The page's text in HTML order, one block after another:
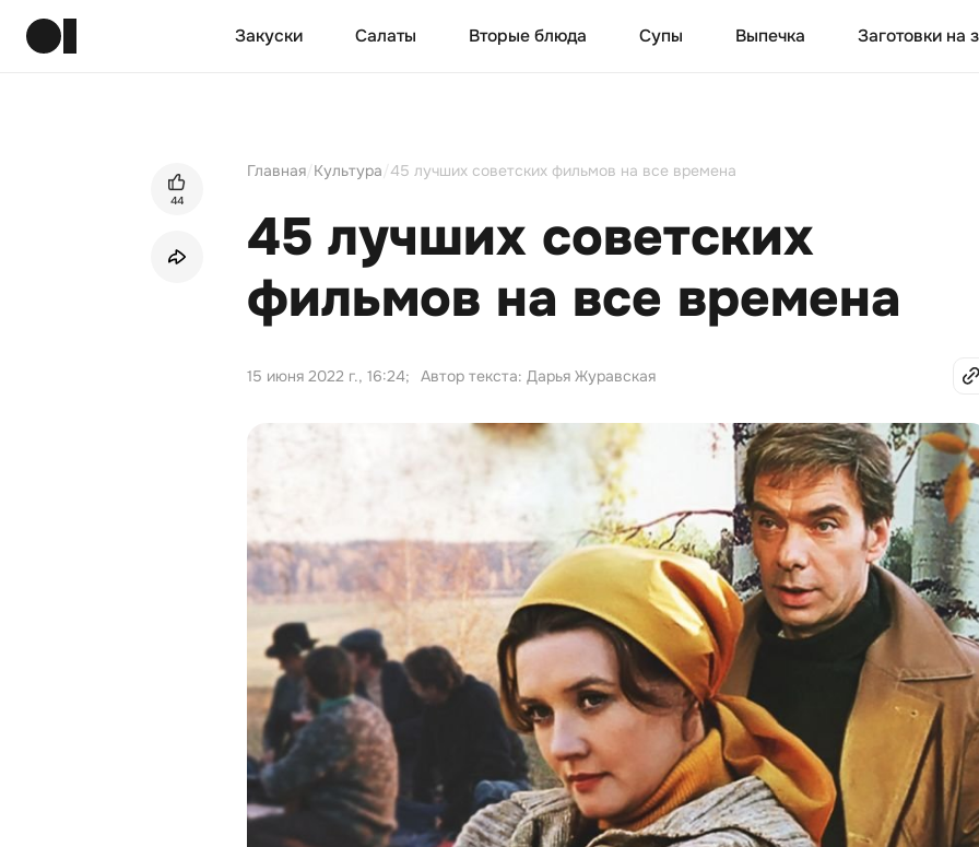
Закуски Салаты Вторые блюда Супы Выпечка Заготовки на
44
Главная Культура 45 лучших советских фильмов на все времена
45 лучших советских
фильмов на все времена
15 июня 2022 г., 16:24; Автор текста: Дарья Журавская